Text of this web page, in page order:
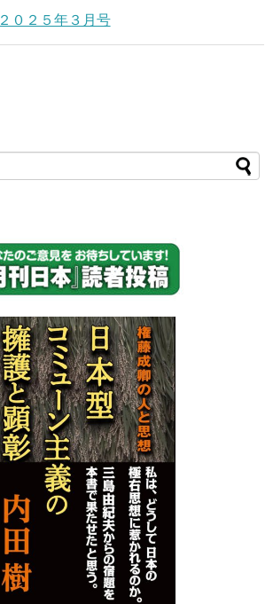
０２５年３月号